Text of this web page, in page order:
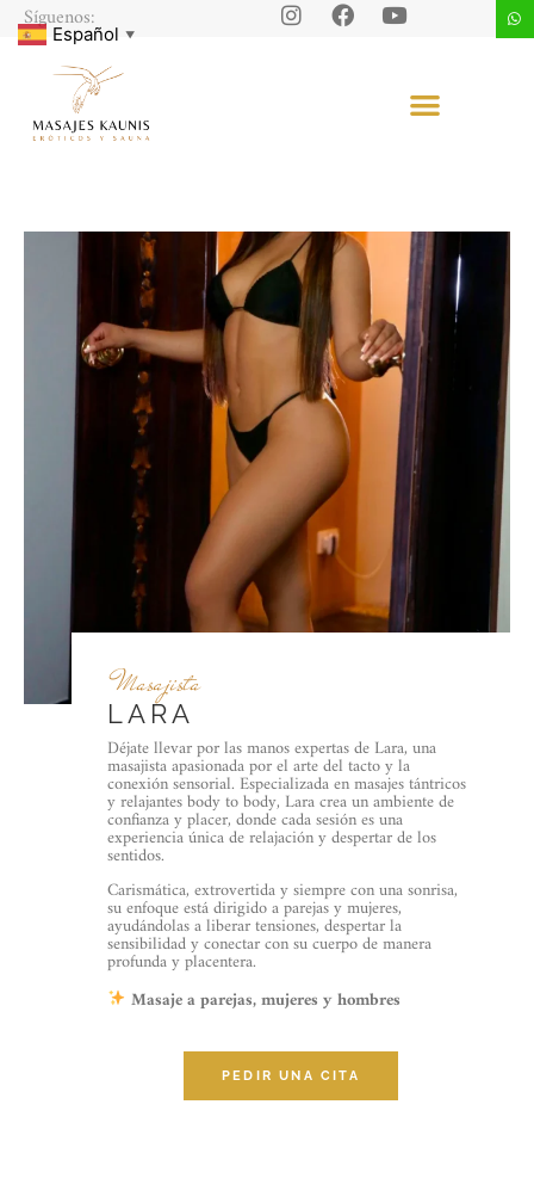
Síguenos:
Masajista
LARA
Déjate llevar por las manos expertas de Lara, una
masajista apasionada por el arte del tacto y la
conexión sensorial. Especializada en masajes tántricos
y relajantes body to body, Lara crea un ambiente de
confianza y placer, donde cada sesión es una
experiencia única de relajación y despertar de los
sentidos.
Carismática, extrovertida y siempre con una sonrisa,
su enfoque está dirigido a parejas y mujeres,
ayudándolas a liberar tensiones, despertar la
sensibilidad y conectar con su cuerpo de manera
profunda y placentera.
Masaje a parejas, mujeres y hombres
PEDIR UNA CITA
Español ▼